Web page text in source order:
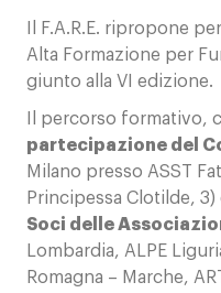
Il F.A.R.E. ripropone
Alta Formazione per
giunto alla VI edizione.
Il percorso formativo,
partecipazione del
Milano presso ASST
Principessa Clotilde,
Soci delle
Lombardia, ALPE
Romagna – Marche,